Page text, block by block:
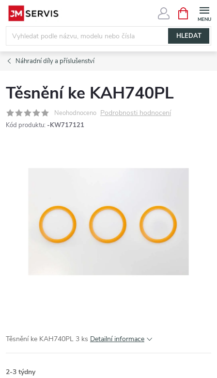
Přejít
obsah
HLEDAT
NÁKUPNÍ
KOŠÍK
Náhradní díly a příslušenství
Těsnění ke KAH740PL
Neohodnoceno Podrobnosti hodnocení
Kód produktu: -KW717121
Těsnění ke KAH740PL 3 ks Detailní informace
2-3 týdny